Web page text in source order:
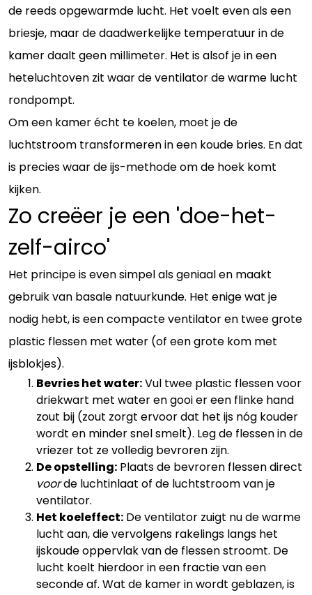
de reeds opgewarmde lucht. Het voelt even als een
briesje, maar de daadwerkelijke temperatuur in de
kamer daalt geen millimeter. Het is alsof je in een
heteluchtoven zit waar de ventilator de warme lucht
rondpompt.
Om een kamer écht te koelen, moet je de
luchtstroom transformeren in een koude bries. En dat
is precies waar de ijs-methode om de hoek komt
kijken.
Zo creëer je een 'doe-het-
zelf-airco'
Het principe is even simpel als geniaal en maakt
gebruik van basale natuurkunde. Het enige wat je
nodig hebt, is een compacte ventilator en twee grote
plastic flessen met water (of een grote kom met
ijsblokjes).
Bevries het water:Vul twee plastic flessen voor
driekwart met water en gooi er een flinke hand
zout bij (zout zorgt ervoor dat het ijs nóg kouder
wordt en minder snel smelt). Leg de flessen in de
vriezer tot ze volledig bevroren zijn.
De opstelling: Plaats de bevroren flessen direct
voorde luchtinlaat of de luchtstroom van je
ventilator.
Het koeleffect: De ventilator zuigt nu de warme
lucht aan, die vervolgens rakelings langs het
ijskoude oppervlak van de flessen stroomt. De
lucht koelt hierdoor in een fractie van een
seconde af. Wat de kamer in wordt geblazen, is